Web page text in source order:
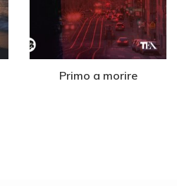
Primo a morire